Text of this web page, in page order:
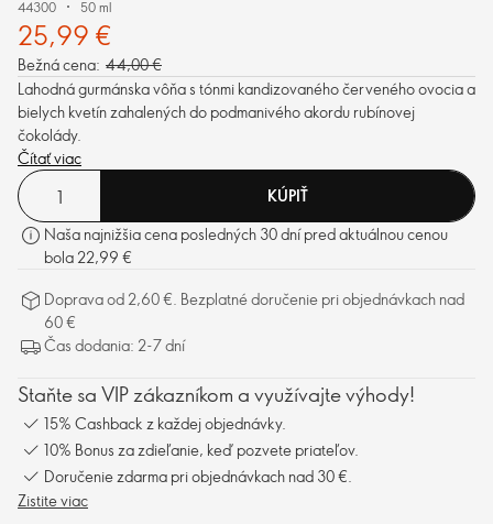
44300 50 ml
25,99 €
Bežná cena: 44,00 €
Lahodná gurmánska vôňa s tónmi kandizovaného červeného ovocia a
bielych kvetín zahalených do podmanivého akordu rubínovej
čokolády.
Čítať viac
KÚPIŤ
Naša najnižšia cena posledných 30 dní pred aktuálnou cenou
bola 22,99 €
Doprava od 2,60 €. Bezplatné doručenie pri objednávkach nad
60 €
Čas dodania: 2-7 dní
Staňte sa VIP zákazníkom a využívajte výhody!
15% Cashback z každej objednávky.
10% Bonus za zdieľanie, keď pozvete priateľov.
Doručenie zdarma pri objednávkach nad 30 €.
Zistite viac